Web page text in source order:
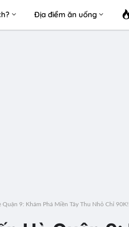
Địa điểm ăn uống
9: Khám Phá Miền Tây Thu Nhỏ Chỉ 90K!